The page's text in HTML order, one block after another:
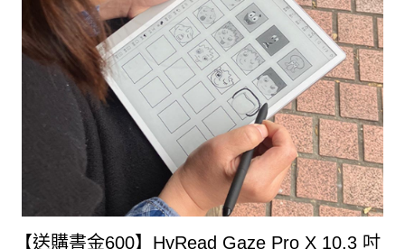
【送購書金600】HyRead Gaze Pro X 10.3 吋